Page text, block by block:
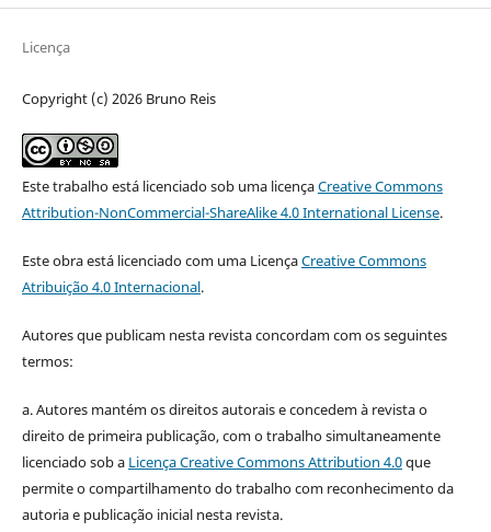
Licença
Copyright (c) 2026 Bruno Reis
Este trabalho está licenciado sob uma licençaCreative Commons
Attribution-NonCommercial-ShareAlike 4.0 International License.
Este obra está licenciado com uma LicençaCreative Commons
Atribuição 4.0 Internacional.
Autores que publicam nesta revista concordam com os seguintes
termos:
a. Autores mantém os direitos autorais e concedem à revista o
direito de primeira publicação, com o trabalho simultaneamente
licenciado sob a Licença Creative Commons Attribution 4.0que
permite o compartilhamento do trabalho com reconhecimento da
autoria e publicação inicial nesta revista.